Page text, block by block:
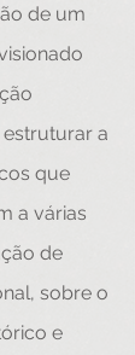
de um
a
que
a várias
de
sobre o
e